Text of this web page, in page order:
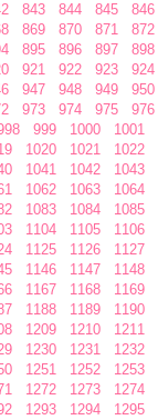
843 844 845 846
869 870 871 872
895 896 897 898
921 922 923 924
947 948 949 950
973 974 975 976
999 1000 1001
1020 1021 1022
1041 1042 1043
1062 1063 1064
1083 1084 1085
1104 1105 1106
1125 1126 1127
1146 1147 1148
1167 1168 1169
1188 1189 1190
1209 1210 1211
1230 1231 1232
1251 1252 1253
1272 1273 1274
1293 1294 1295